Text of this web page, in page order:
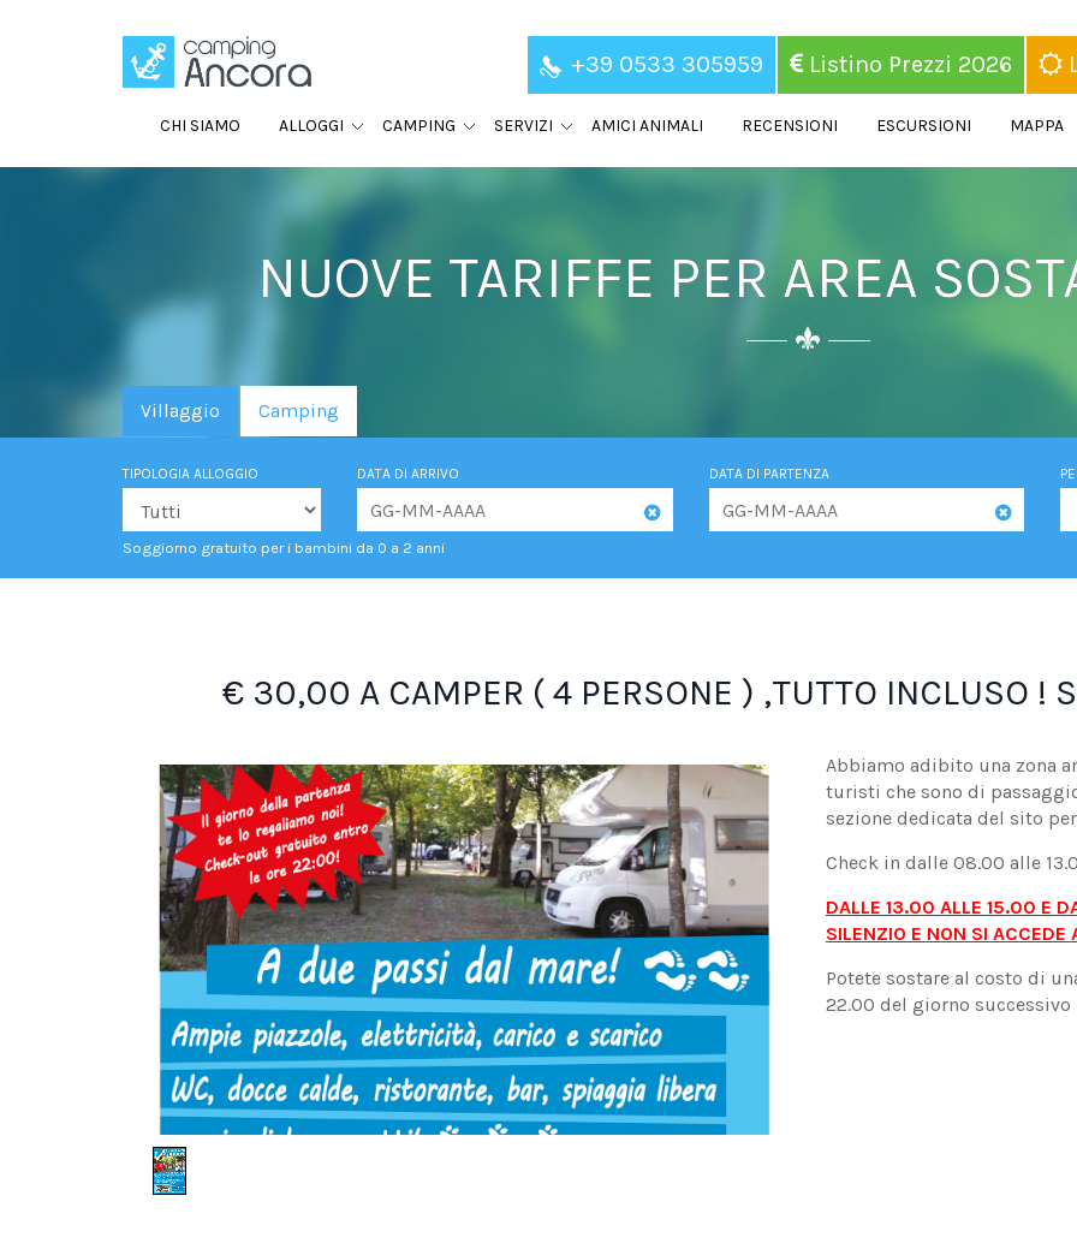
+39 0533 305959 Listino Prezzi 2026
CHI SIAMO ALLOGGI CAMPING SERVIZI AMICI ANIMALI RECENSIONI ESCURSIONI MAPPA
NUOVE TARIFFE PER AREA
Villaggio Camping
TIPOLOGIA ALLOGGIO DATA DI ARRIVO DATA DI PARTENZA
Soggiorno gratuito per i bambini da 0 a 2 anni
€ 30,00 A CAMPER ( 4 PERSONE ) ,TUTTO INCLUSO !
Abbiamo adibito una zona
turisti che sono di passaggio
sezione dedicata del sito
Check in dalle 08.00 alle
DALLE 13.00 ALLE 15.00 E
SILENZIO E NON SI ACCEDE
Potete sostare al costo di
22.00 del giorno successivo